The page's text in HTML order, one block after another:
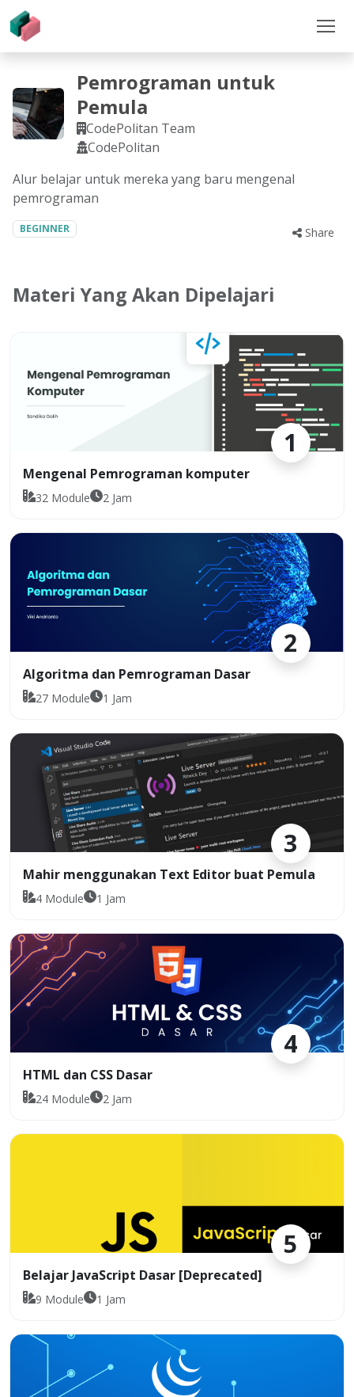
Pemrograman untuk
Pemula
CodePolitan Team
CodePolitan
Alur belajar untuk mereka yang baru mengenal
pemrograman
BEGINNER Share
Materi Yang Akan Dipelajari
1
Mengenal Pemrograman komputer
32 Module 2 Jam
2
Algoritma dan Pemrograman Dasar
27 Module 1 Jam
3
Mahir menggunakan Text Editor buat Pemula
4 Module 1 Jam
4
HTML dan CSS Dasar
24 Module 2 Jam
5
Belajar JavaScript Dasar [Deprecated]
9 Module 1 Jam